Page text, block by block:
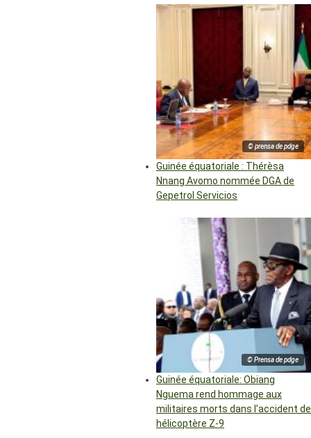
© prensa de pdge
Guinée équatoriale : Thérèsa
Nnang Avomo nommée DGA de
Gepetrol Servicios
© Prensa de pdge
Guinée équatoriale: Obiang
Nguema rend hommage aux
militaires morts dans l’accident de
hélicoptère Z-9